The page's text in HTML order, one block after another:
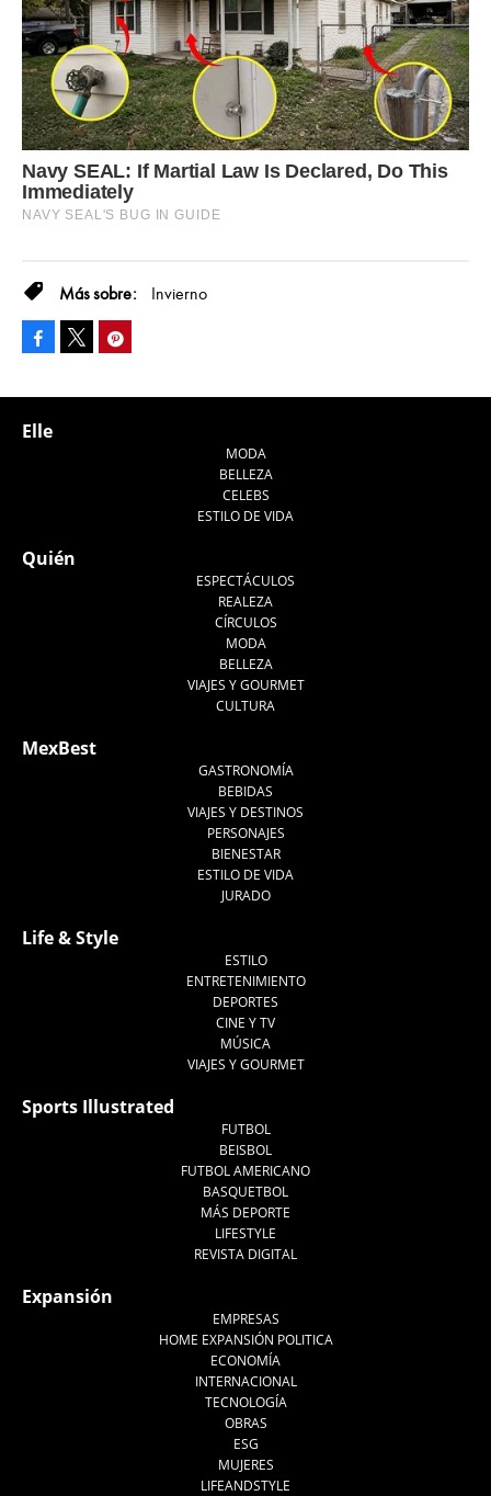
Invierno
Facebook
Elle
MODA
BELLEZA
CELEBS
ESTILO DE VIDA
Quién
ESPECTÁCULOS
REALEZA
CÍRCULOS
MODA
BELLEZA
VIAJES Y GOURMET
CULTURA
MexBest
GASTRONOMÍA
BEBIDAS
VIAJES Y DESTINOS
PERSONAJES
BIENESTAR
ESTILO DE VIDA
JURADO
Life & Style
ESTILO
ENTRETENIMIENTO
DEPORTES
CINE Y TV
MÚSICA
VIAJES Y GOURMET
Sports Illustrated
FUTBOL
BEISBOL
FUTBOL AMERICANO
BASQUETBOL
MÁS DEPORTE
LIFESTYLE
REVISTA DIGITAL
Expansión
EMPRESAS
HOME EXPANSIÓN POLITICA
ECONOMÍA
INTERNACIONAL
TECNOLOGÍA
OBRAS
ESG
MUJERES
LIFEANDSTYLE